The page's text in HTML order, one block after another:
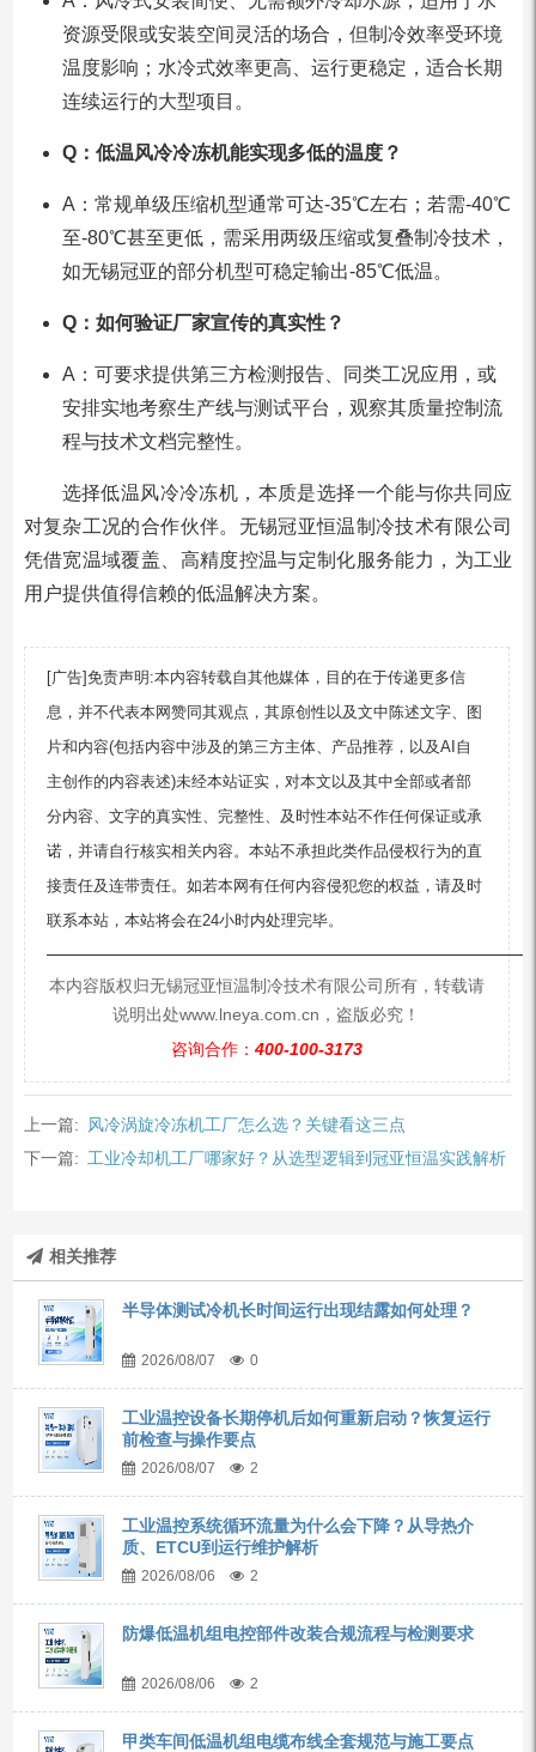
资源受限或安装空间灵活的场合，但制冷效率受环境
温度影响；水冷式效率更高、运行更稳定，适合长期
连续运行的大型项目。
Q：低温风冷冷冻机能实现多低的温度？
A：常规单级压缩机型通常可达-35℃左右；若需-40℃
至-80℃甚至更低，需采用两级压缩或复叠制冷技术，
如无锡冠亚的部分机型可稳定输出-85℃低温。
Q：如何验证厂家宣传的真实性？
A：可要求提供第三方检测报告、同类工况应用，或
安排实地考察生产线与测试平台，观察其质量控制流
程与技术文档完整性。
选择低温风冷冷冻机，本质是选择一个能与你共同应
对复杂工况的合作伙伴。无锡冠亚恒温制冷技术有限公司
凭借宽温域覆盖、高精度控温与定制化服务能力，为工业
用户提供值得信赖的低温解决方案。
[广告]免责声明:本内容转载自其他媒体，目的在于传递更多信
息，并不代表本网赞同其观点，其原创性以及文中陈述文字、图
片和内容(包括内容中涉及的第三方主体、产品推荐，以及AI自
主创作的内容表述)未经本站证实，对本文以及其中全部或者部
分内容、文字的真实性、完整性、及时性本站不作任何保证或承
诺，并请自行核实相关内容。本站不承担此类作品侵权行为的直
接责任及连带责任。如若本网有任何内容侵犯您的权益，请及时
联系本站，本站将会在24小时内处理完毕。
本内容版权归无锡冠亚恒温制冷技术有限公司所有，转载请
说明出处www.lneya.com.cn，盗版必究！
咨询合作： 400-100-3173
上一篇:
风冷涡旋冷冻机工厂怎么选？关键看这三点
下一篇: 工业冷却机工厂哪家好？从选型逻辑到冠亚恒温实践解析
相关推荐
半导体测试冷机长时间运行出现结露如何处理？
2026/08/07 0
工业温控设备长期停机后如何重新启动？恢复运行
前检查与操作要点
2026/08/07 2
工业温控系统循环流量为什么会下降？从导热介
质、ETCU到运行维护解析
2026/08/06 2
防爆低温机组电控部件改装合规流程与检测要求
2026/08/06 2
甲类车间低温机组电缆布线全套规范与施工要点